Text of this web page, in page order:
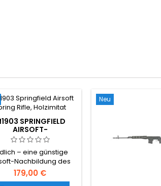
SPRINGFIELD
AIRSOFT-
HOLZIMITAT
– eine günstige
Nachbildung des
historischen
Gewehrs
179,00 €
Neu